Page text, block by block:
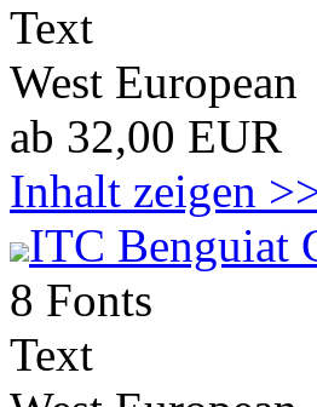
Text
West European
ab 32,00 EUR
Inhalt zeigen
ITC Benguiat
8 Fonts
Text